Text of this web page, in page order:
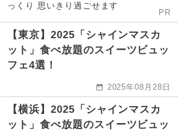
っくり 思いきり過ごせます
PR
【東京】2025「シャインマスカ
ット」食べ放題のスイーツビュッ
フェ4選！
2025年08月28日
【横浜】2025「シャインマスカ
ット」食べ放題のスイーツビュッ